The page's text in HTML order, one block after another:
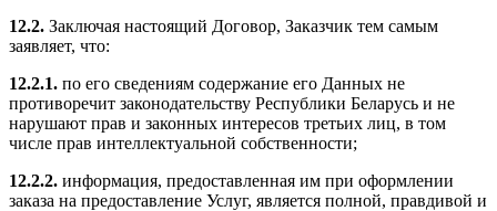
12.2. Заключая настоящий Договор, Заказчик тем самым
заявляет, что:
12.2.1. по его сведениям содержание его Данных не
противоречит законодательству Республики Беларусь и не
нарушают прав и законных интересов третьих лиц, в том
числе прав интеллектуальной собственности;
12.2.2. информация, предоставленная им при оформлении
заказа на предоставление Услуг, является полной, правдивой и